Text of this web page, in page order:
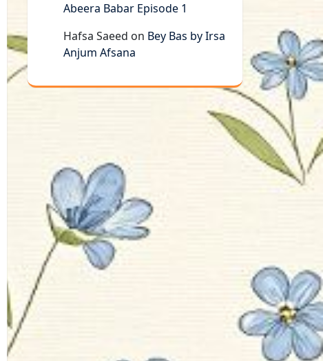
Abeera Babar Episode 1
Hafsa Saeed on Bey Bas by Irsa
Anjum Afsana